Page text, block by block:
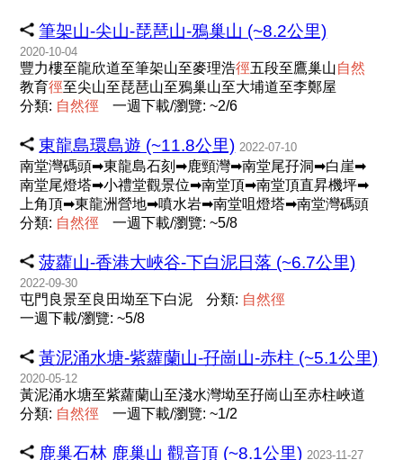
筆架山-尖山-琵琶山-鴉巢山 (~8.2公里)
2020-10-04
豐力樓至龍欣道至筆架山至麥理浩徑五段至鷹巢山自然
教育徑至尖山至琵琶山至鴉巢山至大埔道至李鄭屋
分類: 自然徑 一週下載/瀏覽: ~2/6
東龍島環島遊 (~11.8公里) 2022-07-10
南堂灣碼頭➡東龍島石刻➡鹿頸灣➡南堂尾孖洞➡白崖➡
南堂尾燈塔➡小禮堂觀景位➡南堂頂➡南堂頂直昇機坪➡
上角頂➡東龍洲營地➡噴水岩➡南堂咀燈塔➡南堂灣碼頭
分類: 自然徑 一週下載/瀏覽: ~5/8
菠蘿山-香港大峽谷-下白泥日落 (~6.7公里)
2022-09-30
屯門良景至良田坳至下白泥 分類: 自然徑
一週下載/瀏覽: ~5/8
黃泥涌水塘-紫蘿蘭山-孖崗山-赤柱 (~5.1公里)
2020-05-12
黃泥涌水塘至紫蘿蘭山至淺水灣坳至孖崗山至赤柱峽道
分類: 自然徑 一週下載/瀏覽: ~1/2
鹿巢石林 鹿巢山 觀音頂 (~8.1公里) 2023-11-27